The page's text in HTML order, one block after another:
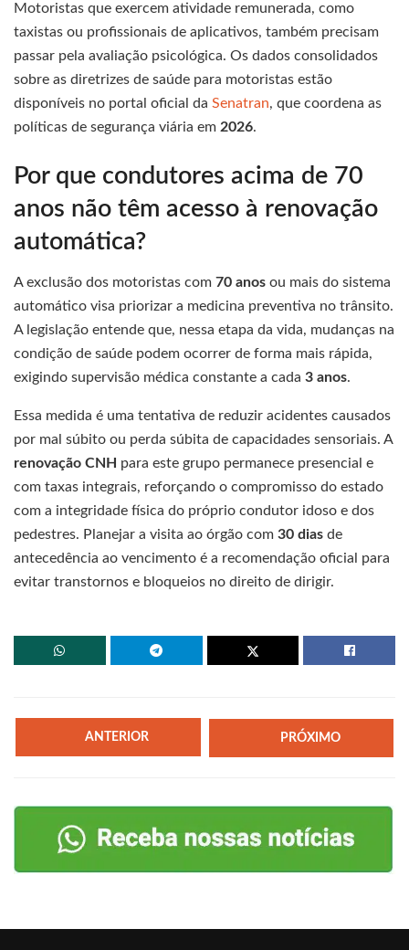
Motoristas que exercem atividade remunerada, como
taxistas ou profissionais de aplicativos, também precisam
passar pela avaliação psicológica. Os dados consolidados
sobre as diretrizes de saúde para motoristas estão
disponíveis no portal oficial da Senatran, que coordena as
políticas de segurança viária em 2026.
Por que condutores acima de 70
anos não têm acesso à renovação
automática?
A exclusão dos motoristas com 70 anos ou mais do sistema
automático visa priorizar a medicina preventiva no trânsito.
A legislação entende que, nessa etapa da vida, mudanças na
condição de saúde podem ocorrer de forma mais rápida,
exigindo supervisão médica constante a cada 3 anos.
Essa medida é uma tentativa de reduzir acidentes causados
por mal súbito ou perda súbita de capacidades sensoriais. A
renovação CNH para este grupo permanece presencial e
com taxas integrais, reforçando o compromisso do estado
com a integridade física do próprio condutor idoso e dos
pedestres. Planejar a visita ao órgão com 30 dias de
antecedência ao vencimento é a recomendação oficial para
evitar transtornos e bloqueios no direito de dirigir.
ANTERIOR PRÓXIMO